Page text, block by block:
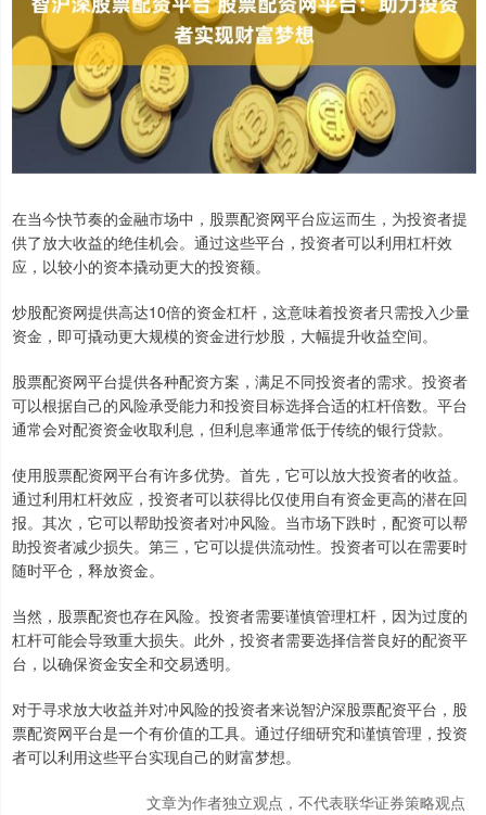
在当今快节奏的金融市场中，股票配资网平台应运而生，为投资者提
供了放大收益的绝佳机会。通过这些平台，投资者可以利用杠杆效
应，以较小的资本撬动更大的投资额。
炒股配资网提供高达10倍的资金杠杆，这意味着投资者只需投入少量
资金，即可撬动更大规模的资金进行炒股，大幅提升收益空间。
股票配资网平台提供各种配资方案，满足不同投资者的需求。投资者
可以根据自己的风险承受能力和投资目标选择合适的杠杆倍数。平台
通常会对配资资金收取利息，但利息率通常低于传统的银行贷款。
使用股票配资网平台有许多优势。首先，它可以放大投资者的收益。
通过利用杠杆效应，投资者可以获得比仅使用自有资金更高的潜在回
报。其次，它可以帮助投资者对冲风险。当市场下跌时，配资可以帮
助投资者减少损失。第三，它可以提供流动性。投资者可以在需要时
随时平仓，释放资金。
当然，股票配资也存在风险。投资者需要谨慎管理杠杆，因为过度的
杠杆可能会导致重大损失。此外，投资者需要选择信誉良好的配资平
台，以确保资金安全和交易透明。
对于寻求放大收益并对冲风险的投资者来说智沪深股票配资平台，股
票配资网平台是一个有价值的工具。通过仔细研究和谨慎管理，投资
者可以利用这些平台实现自己的财富梦想。
文章为作者独立观点，不代表联华证券策略观点